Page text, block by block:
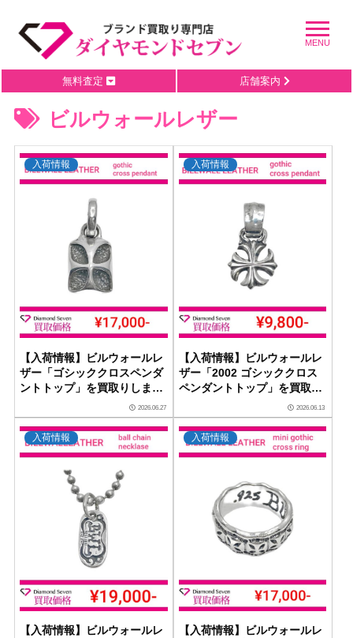
無料査定 店舗案内
ビルウォールレザー
入荷情報
【入荷情報】ビルウォールレ
ザー「ゴシッククロスペンダ
ントトップ」を買取りしまし
た｜ダイヤモンドセブン2026.06.27
入荷情報
【入荷情報】ビルウォールレ
ザー「2002 ゴシッククロス
ペンダントトップ」を買取り
しました｜ダイヤモンドセブ
ン
2026.06.13
入荷情報
【入荷情報】ビルウォールレ
入荷情報
【入荷情報】ビルウォールレ